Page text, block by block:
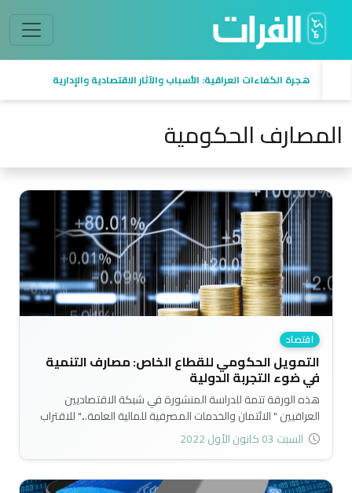
هجرة الكفاءات العراقية: الأسباب والآثار الاقتصادية والإدارية
المصارف الحكومية
اقتصاد
التمويل الحكومي للقطاع الخاص: مصارف التنمية
في ضوء التجربة الدولية
هذه الورقة تتمة للدراسة المنشورة في شبكة الاقتصاديين
العراقيين " الائتمان والخدمات المصرفية للمالية العامة..." للاقتراب
من مفهوم مصرف التنمية ضمن المصارف العامة، وهي اكفئ
المؤسسات المالية الوسيطة، ولذلك يثار تساؤل حول جدوى اقتراح
صناديق لتمويل النشاط الخاص، فما هي أصناف الائتمان أو اشكال
التمويل الأخرى التي تؤديها الصناديق وتعجز عنها المصارف العامة !..
السبت 03 كانون الأول 2022